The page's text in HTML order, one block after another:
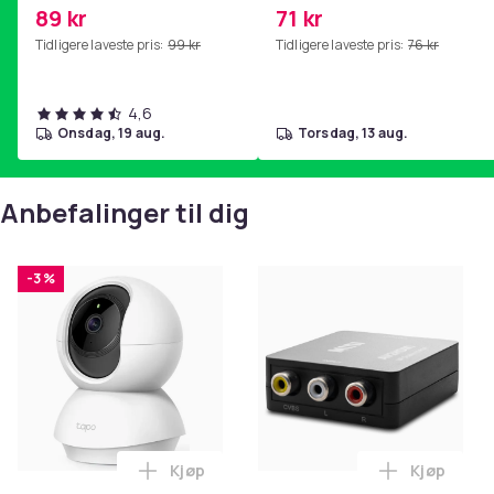
SoundLink Black
89 kr
Tidligere laveste pris: 99 kr
4,6
onsdag, 19 aug.
71 kr
Tidligere laveste pris: 76 kr
torsdag, 13 aug.
Anbefalinger til dig
-3 %
Legg TP-LINK Tapo C200 Innendørs
Kjøp Legg
Kjøp